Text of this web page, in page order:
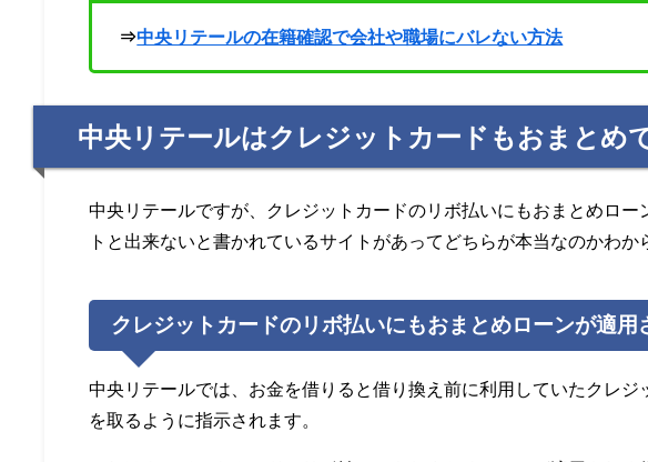
⇒中央リテールの在籍確認で会社や職場にバレない方法
中央リテールはクレジットカードもおまとめ
中央リテールですが、クレジットカードのリボ払いにもおまとめロ
トと出来ないと書かれているサイトがあってどちらが本当なのかわか
クレジットカードのリボ払いにもおまとめローンが適用
中央リテールでは、お金を借りると借り換え前に利用していたクレ
を取るように指示されます。